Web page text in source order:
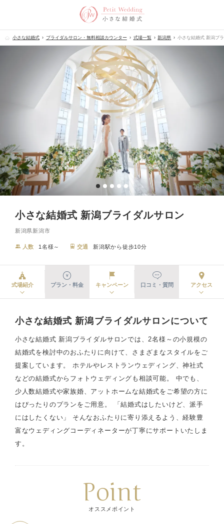
小さな結婚式 ブライダルサロン・無料相談カウンター 式場一覧 新潟県 小さな結婚式 新潟ブ
小さな結婚式 新潟ブライダルサロン
新潟県新潟市
人数 1名様～ 交通 新潟駅から徒歩10分
式場紹介 プラン・料金 キャンペーン 口コミ・質問 アクセス
小さな結婚式 新潟ブライダルサロンについて
小さな結婚式 新潟ブライダルサロンでは、2名様～の小規模の
結婚式を検討中のおふたりに向けて、さまざまなスタイルをご
提案しています。 ホテルやレストランウェディング、神社式
などの結婚式からフォトウェディングも相談可能。 中でも、
少人数結婚式や家族婚、アットホームな結婚式をご希望の方に
はぴったりのプランをご用意。 「結婚式はしたいけど、派手
にはしたくない」 そんなおふたりに寄り添えるよう、経験豊
富なウェディングコーディネーターが丁寧にサポートいたしま
す。
Point
オススメポイント